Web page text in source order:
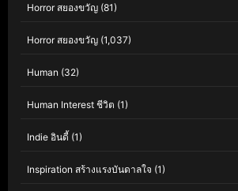
Horror สยองขวัญ (81)
Horror สยองขวัญ (1,037)
Human (32)
Human Interest ชีวิต (1)
Indie อินดี้ (1)
Inspiration สร้างแรงบันดาลใจ (1)